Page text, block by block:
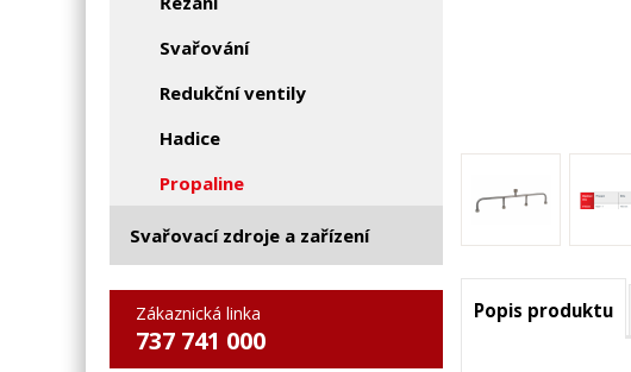
Svařování
Redukční ventily
Hadice
Propaline
Svařovací zdroje a zařízení
Zákaznická linka
737 741 000
Popis produktu